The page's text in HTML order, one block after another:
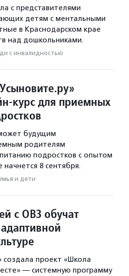
с представителями
детям с ментальными
в Краснодарском крае
над дошкольниками.
с инвалидностью
курс для приемных
будущим
родителям
подростков с опытом
8 сентября.
и дети
с ОВЗ обучат
проект «Школа
— системную программу